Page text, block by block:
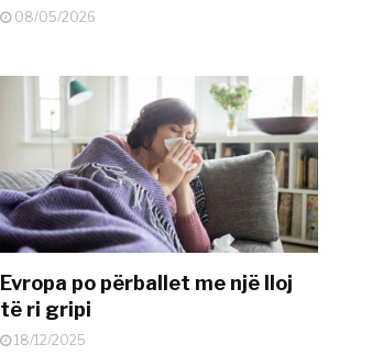
08/05/2026
Evropa po përballet me një lloj
të ri gripi
18/12/2025